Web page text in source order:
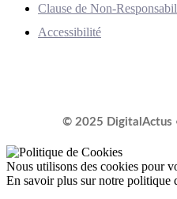
Clause de Non-
Accessibilité
© 2025 DigitalActus
Nous utilisons des cookies pour
En savoir plus sur notre politique